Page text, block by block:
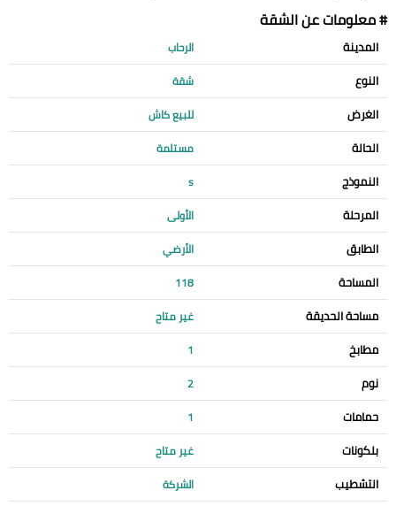
# معلومات عن الشقة
المدينة الرحاب
النوع شقة
الغرض للبيع كاش
الحالة مستلمة
النموذج s
المرحلة الأولى
الطابق الأرضي
المساحة 118
مساحة الحديقة غير متاح
مطابخ 1
نوم 2
حمامات 1
بلكونات غير متاح
التشطيب الشركة